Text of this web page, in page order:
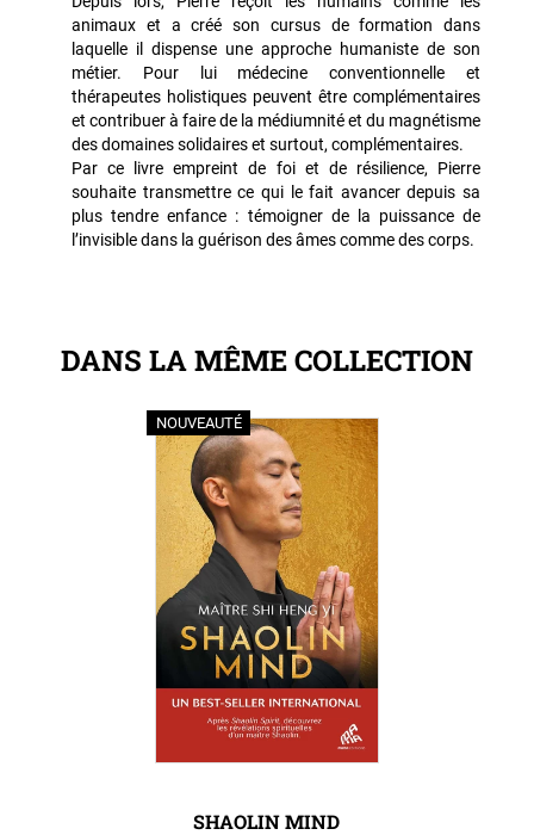
animaux et a créé son cursus de formation dans
laquelle il dispense une approche humaniste de son
métier. Pour lui médecine conventionnelle et
thérapeutes holistiques peuvent être complémentaires
et contribuer à faire de la médiumnité et du magnétisme
des domaines solidaires et surtout, complémentaires.
Par ce livre empreint de foi et de résilience, Pierre
souhaite transmettre ce qui le fait avancer depuis sa
plus tendre enfance : témoigner de la puissance de
l’invisible dans la guérison des âmes comme des corps.
DANS LA MÊME COLLECTION
NOUVEAUTÉ
SHAOLIN MIND